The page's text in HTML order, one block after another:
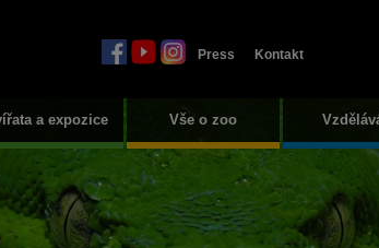
Press Kontakt
a expozice Vše o zoo